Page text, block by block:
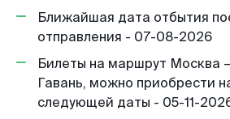
Ближайшая дата отбытия
отправления - 07-08-2026
Билеты на маршрут Москва
Гавань, можно приобрести
следующей даты - 05-11-